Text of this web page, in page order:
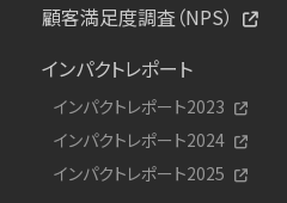
顧客満足度調査（NPS）
インパクトレポート
インパクトレポート2023
インパクトレポート2024
インパクトレポート2025